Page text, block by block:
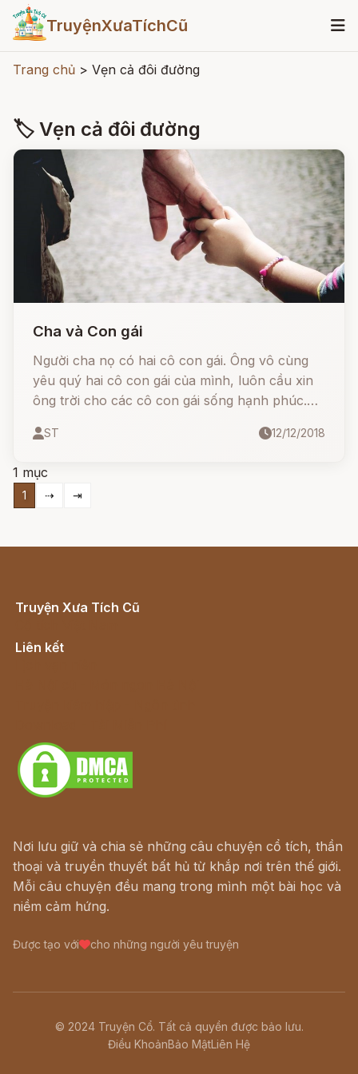
TruyệnXưaTíchCũ
Trang chủ > Vẹn cả đôi đường
🏷 Vẹn cả đôi đường
Cha và Con gái
Người cha nọ có hai cô con gái. Ông vô cùng
yêu quý hai cô con gái của mình, luôn cầu xin
ông trời cho các cô con gái sống hạnh phúc.
chồng. Có một anh chàng nông dân trồng rau
ST 12/12/2018
1 mục
1 ⇢ ⇥
Truyện Xưa Tích Cũ
Liên kết
Nơi lưu giữ và chia sẻ những câu chuyện cổ tích, thần
thoại và truyền thuyết bất hủ từ khắp nơi trên thế giới.
Mỗi câu chuyện đều mang trong mình một bài học và
niềm cảm hứng.
Được tạo với cho những người yêu truyện
© 2024 Truyện Cổ. Tất cả quyền được bảo lưu.
Điều KhoảnBảo MậtLiên Hệ